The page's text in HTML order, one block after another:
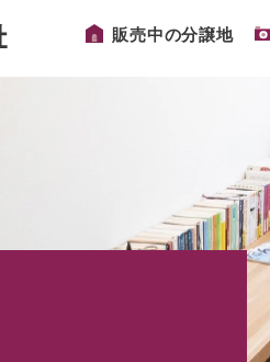
販売中の分譲地